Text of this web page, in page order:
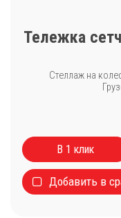
Тележка
Стеллаж на
В 1 клик
Добавить в
Стиральные машины
Сушильные машины
Центрифуги для
Оборудование для